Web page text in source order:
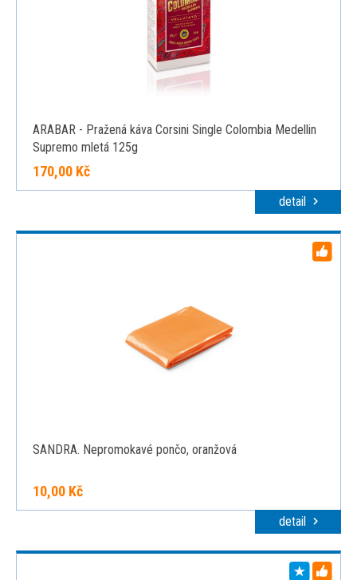
ARABAR - Pražená káva Corsini Single Colombia Medellin
Supremo mletá 125g
170,00 Kč
detail
SANDRA. Nepromokavé pončo, oranžová
10,00 Kč
detail